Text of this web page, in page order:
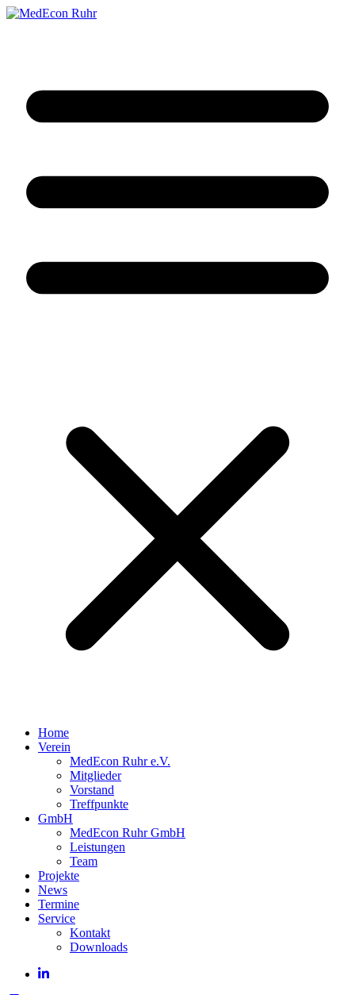
Home
Verein
MedEcon Ruhr e.V.
Mitglieder
Vorstand
Treffpunkte
GmbH
MedEcon Ruhr GmbH
Leistungen
Team
Projekte
News
Termine
Service
Kontakt
Downloads